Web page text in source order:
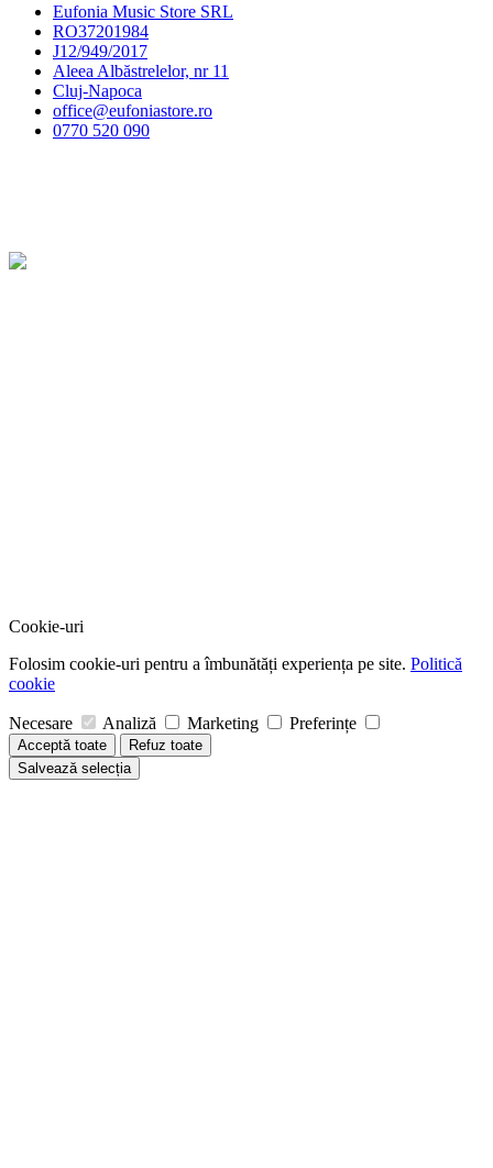
Eufonia Music Store SRL
RO37201984
J12/949/2017
Aleea Albăstrelelor, nr 11
Cluj-Napoca
office@eufoniastore.ro
0770 520 090
Cookie-uri
Folosim cookie-uri pentru a îmbunătăți experiența pe site. Politică
cookie
Necesare Analiză Marketing Preferințe
Acceptă toate
Refuz toate
Salvează selecția